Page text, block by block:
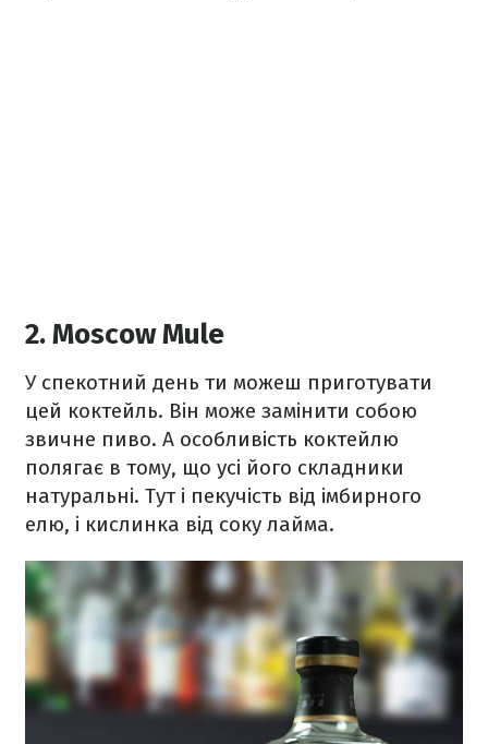
2. Moscow Mule
У спекотний день ти можеш приготувати
цей коктейль. Він може замінити собою
звичне пиво. А особливість коктейлю
полягає в тому, що усі його складники
натуральні. Тут і пекучість від імбирного
елю, і кислинка від соку лайма.